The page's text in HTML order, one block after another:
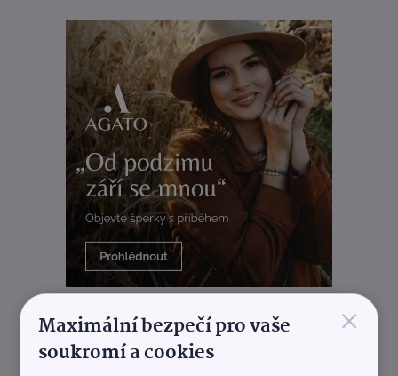
×
Maximální bezpečí pro vaše
soukromí a cookies